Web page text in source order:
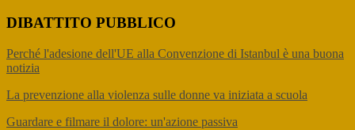
DIBATTITO PUBBLICO
Perché l'adesione dell'UE alla Convenzione di Istanbul è una buona
notizia
La prevenzione alla violenza sulle donne va iniziata a scuola
Guardare e filmare il dolore: un'azione passiva